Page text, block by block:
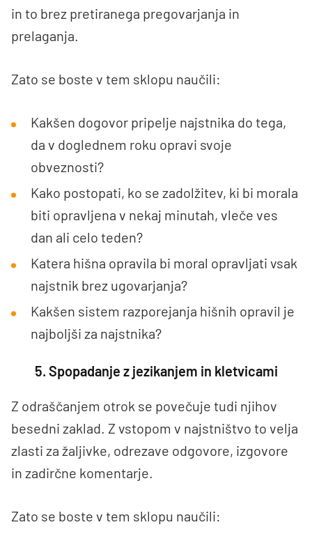
in to brez pretiranega pregovarjanja in
prelaganja.
Zato se boste v tem sklopu naučili:
Kakšen dogovor pripelje najstnika do tega,
da v doglednem roku opravi svoje
obveznosti?
Kako postopati, ko se zadolžitev, ki bi morala
biti opravljena v nekaj minutah, vleče ves
dan ali celo teden?
Katera hišna opravila bi moral opravljati vsak
najstnik brez ugovarjanja?
Kakšen sistem razporejanja hišnih opravil je
najboljši za najstnika?
5. Spopadanje z jezikanjem in kletvicami
Z odraščanjem otrok se povečuje tudi njihov
besedni zaklad. Z vstopom v najstništvo to velja
zlasti za žaljivke, odrezave odgovore, izgovore
in zadirčne komentarje.
Zato se boste v tem sklopu naučili: